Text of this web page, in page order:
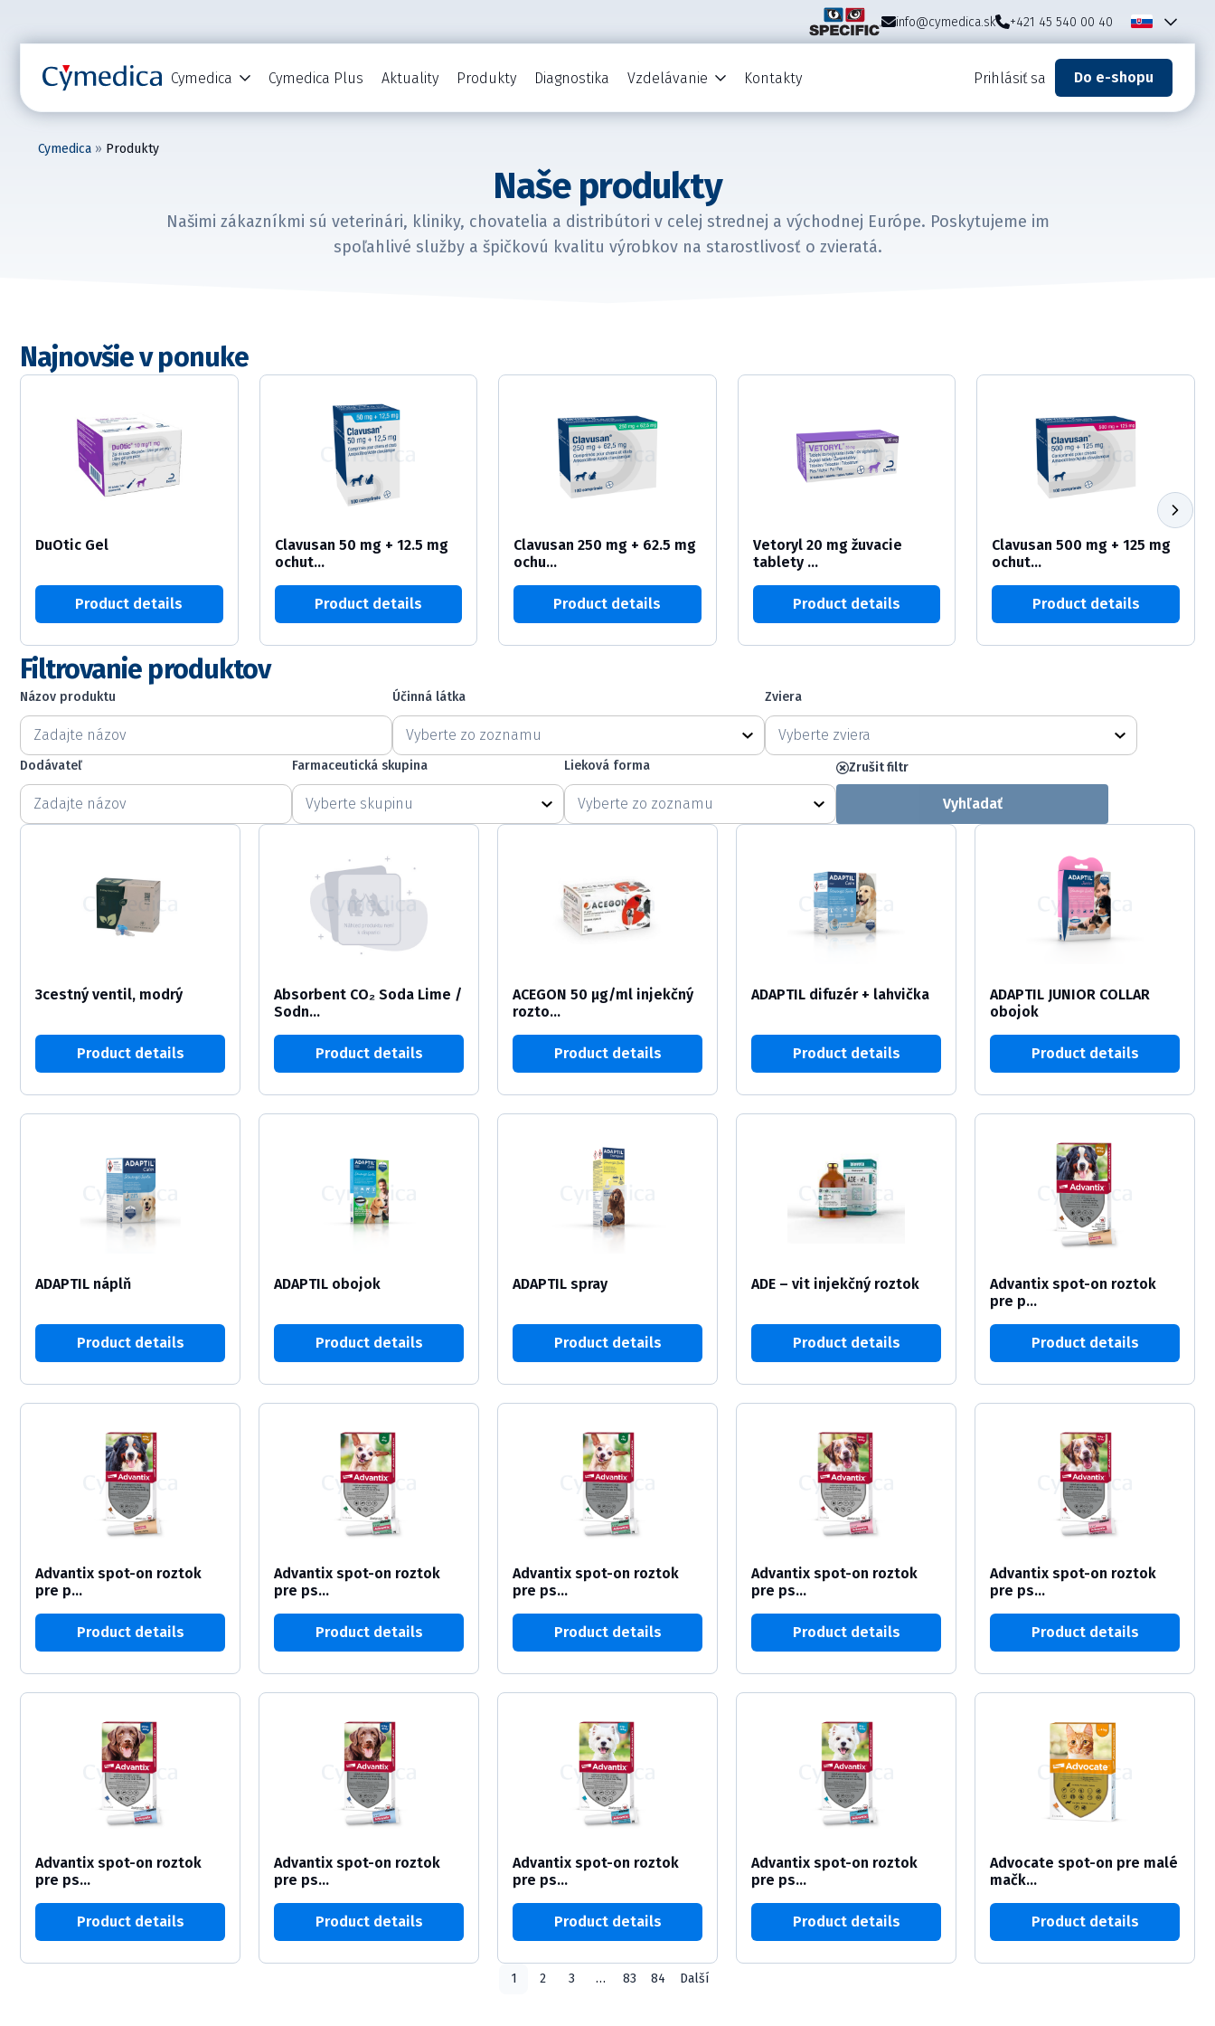
info@cymedica.sk +421 45 540 00 40
Cymedica Cymedica Plus Aktuality Produkty Diagnostika Vzdelávanie Kontakty Prihlásiť sa Do e-shopu
Cymedica » Produkty
Naše produkty
Našimi zákazníkmi sú veterinári, kliniky, chovatelia a distribútori v celej strednej a východnej Európe. Poskytujeme im
spoľahlivé služby a špičkovú kvalitu výrobkov na starostlivosť o zvieratá.
Najnovšie v ponuke
DuOtic Gel
Product details
Clavusan 50 mg + 12.5 mg
ochut...
Product details
Clavusan 250 mg + 62.5 mg
ochu...
Product details
Vetoryl 20 mg žuvacie
tablety ...
Product details
Clavusan 500 mg + 125 mg
ochut...
Product details
Filtrovanie produktov
Názov produktu
Názov produktu
Názov produktu
Účinná látka
Účinná látka
Účinná látka
Účinná látka
Zviera
Zviera
Zviera
Zviera
Dodávateľ
Dodávateľ
Dodávateľ
Farmaceutická skupina
Farmaceutická skupina
Farmaceutická skupina
Farmaceutická skupina
Lieková forma
Lieková forma
Lieková forma
Lieková forma
Zrušit filtr
Vyhľadať
3cestný ventil, modrý
Product details
Absorbent CO₂ Soda Lime /
Sodn...
Product details
ACEGON 50 µg/ml injekčný
rozto...
Product details
ADAPTIL difuzér + lahvička
Product details
ADAPTIL JUNIOR COLLAR
obojok
Product details
ADAPTIL náplň
Product details
ADAPTIL obojok
Product details
ADAPTIL spray
Product details
ADE – vit injekčný roztok
Product details
Advantix spot-on roztok
pre p...
Product details
Advantix spot-on roztok
pre p...
Product details
Advantix spot-on roztok
pre ps...
Product details
Advantix spot-on roztok
pre ps...
Product details
Advantix spot-on roztok
pre ps...
Product details
Advantix spot-on roztok
pre ps...
Product details
Advantix spot-on roztok
pre ps...
Product details
Advantix spot-on roztok
pre ps...
Product details
Advantix spot-on roztok
pre ps...
Product details
Advantix spot-on roztok
pre ps...
Product details
Advocate spot-on pre malé
mačk...
Product details
1 2 3 … 83 84 Další